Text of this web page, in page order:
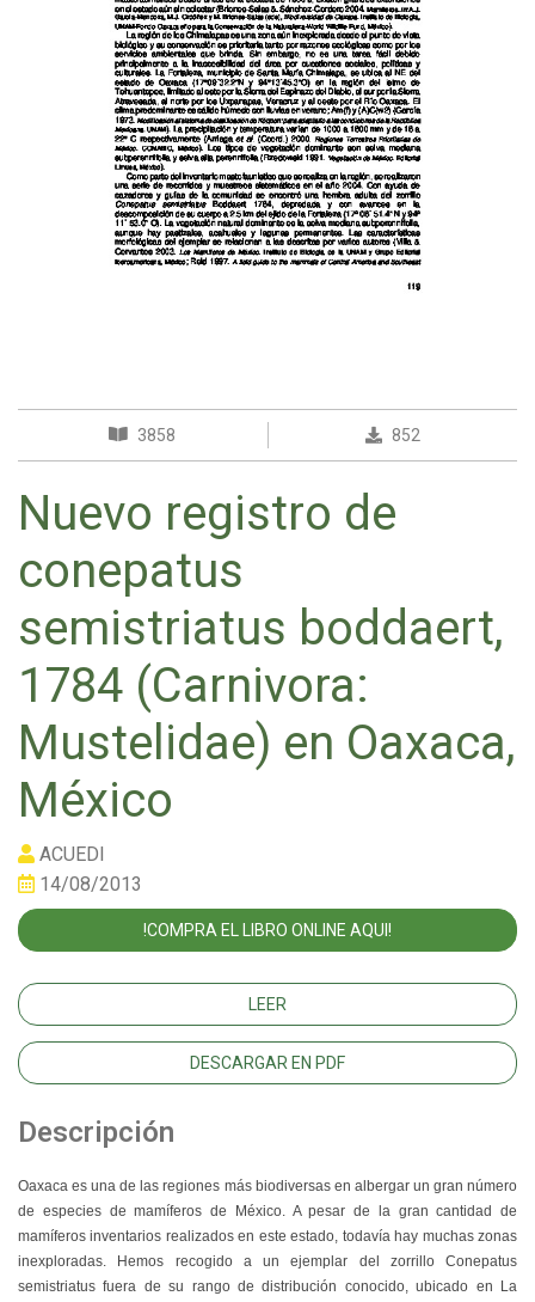
3858 852
Nuevo registro de
conepatus
semistriatus boddaert,
1784 (Carnivora:
Mustelidae) en Oaxaca,
México
ACUEDI
14/08/2013
!COMPRA EL LIBRO ONLINE AQUI!
LEER
DESCARGAR EN PDF
Descripción
Oaxaca es una de las regiones más biodiversas en albergar un gran número
de especies de mamíferos de México. A pesar de la gran cantidad de
mamíferos inventarios realizados en este estado, todavía hay muchas zonas
inexploradas. Hemos recogido a un ejemplar del zorrillo Conepatus
semistriatus fuera de su rango de distribución conocido, ubicado en La